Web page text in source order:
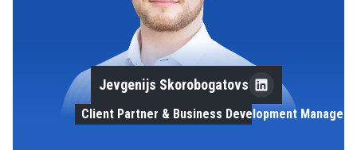
Jevgenijs Skorobogatovs
Client Partner & Business Development Manager